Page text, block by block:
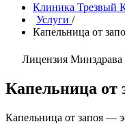
Клиника Трезвый
Услуги /
Капельница от
Лицензия
Капельница от
Капельница от запоя —